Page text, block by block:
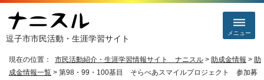
逗子市市民活動・生涯学習サイト
メニュー
現在の位置： 市民活動紹介・生涯学習情報サイト ナニスル > 助成金情報 > 助
成金情報一覧 > 第98・99・100基目 そらべあスマイルプロジェクト 参加募